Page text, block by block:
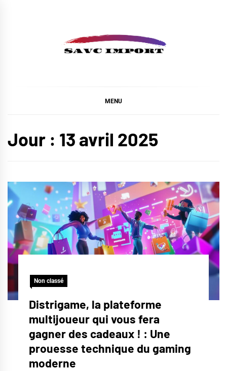
MENU
Jour : 13 avril 2025
Non classé
Distrigame, la plateforme
multijoueur qui vous fera
gagner des cadeaux ! : Une
prouesse technique du gaming
moderne